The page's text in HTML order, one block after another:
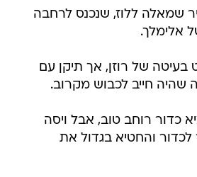
שמאלה ללוז, שנכנס לרחבה
אלימלך.
שמט בעיטה של רוזן, אך תיקן עם
שהיה חייב לכבוש מקרוב.
הוציא כדור רוחב טוב, אבל ויסה
והחטיא בגדול את